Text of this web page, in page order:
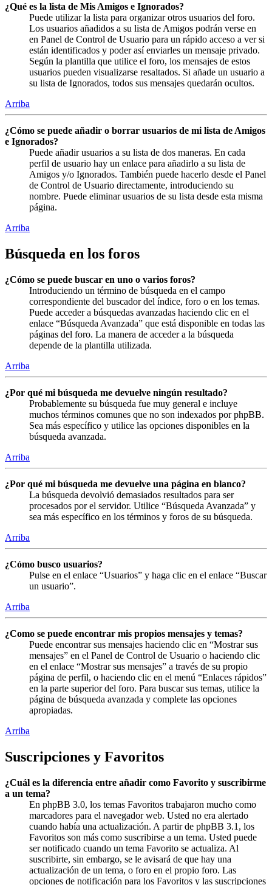
¿Qué es la lista de Mis Amigos e Ignorados?
Puede utilizar la lista para organizar otros usuarios del foro.
Los usuarios añadidos a su lista de Amigos podrán verse en
en Panel de Control de Usuario para un rápido acceso a ver si
están identificados y poder así enviarles un mensaje privado.
Según la plantilla que utilice el foro, los mensajes de estos
usuarios pueden visualizarse resaltados. Si añade un usuario a
su lista de Ignorados, todos sus mensajes quedarán ocultos.
Arriba
¿Cómo se puede añadir o borrar usuarios de mi lista de Amigos
e Ignorados?
Puede añadir usuarios a su lista de dos maneras. En cada
perfil de usuario hay un enlace para añadirlo a su lista de
Amigos y/o Ignorados. También puede hacerlo desde el Panel
de Control de Usuario directamente, introduciendo su
nombre. Puede eliminar usuarios de su lista desde esta misma
página.
Arriba
Búsqueda en los foros
¿Cómo se puede buscar en uno o varios foros?
Introduciendo un término de búsqueda en el campo
correspondiente del buscador del índice, foro o en los temas.
Puede acceder a búsquedas avanzadas haciendo clic en el
enlace “Búsqueda Avanzada” que está disponible en todas las
páginas del foro. La manera de acceder a la búsqueda
depende de la plantilla utilizada.
Arriba
¿Por qué mi búsqueda me devuelve ningún resultado?
Probablemente su búsqueda fue muy general e incluye
muchos términos comunes que no son indexados por phpBB.
Sea más específico y utilice las opciones disponibles en la
búsqueda avanzada.
Arriba
¿Por qué mi búsqueda me devuelve una página en blanco?
La búsqueda devolvió demasiados resultados para ser
procesados por el servidor. Utilice “Búsqueda Avanzada” y
sea más específico en los términos y foros de su búsqueda.
Arriba
¿Cómo busco usuarios?
Pulse en el enlace “Usuarios” y haga clic en el enlace “Buscar
un usuario”.
Arriba
¿Como se puede encontrar mis propios mensajes y temas?
Puede encontrar sus mensajes haciendo clic en “Mostrar sus
mensajes” en el Panel de Control de Usuario o haciendo clic
en el enlace “Mostrar sus mensajes” a través de su propio
página de perfil, o haciendo clic en el menú “Enlaces rápidos”
en la parte superior del foro. Para buscar sus temas, utilice la
página de búsqueda avanzada y complete las opciones
apropiadas.
Arriba
Suscripciones y Favoritos
¿Cuál es la diferencia entre añadir como Favorito y suscribirme
a un tema?
En phpBB 3.0, los temas Favoritos trabajaron mucho como
marcadores para el navegador web. Usted no era alertado
cuando había una actualización. A partir de phpBB 3.1, los
Favoritos son más como suscribirse a un tema. Usted puede
ser notificado cuando un tema Favorito se actualiza. Al
suscribirte, sin embargo, se le avisará de que hay una
actualización de un tema, o foro en el propio foro. Las
opciones de notificación para los Favoritos y las suscripciones